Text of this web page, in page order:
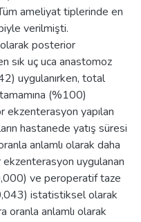
ameliyat tiplerinde en
verilmişti.
posterior
sık uç uca anastomoz
uygulanırken, total
(%100)
ekzenterasyon yapılan
hastanede yatış süresi
anlamlı olarak daha
uygulanan
ve peroperatif taze
istatistiksel olarak
oranla anlamlı olarak